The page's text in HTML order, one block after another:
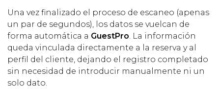
Una vez finalizado el proceso de escaneo (apenas
un par de segundos), los datos se vuelcan de
forma automática a GuestPro. La información
queda vinculada directamente a la reserva y al
perfil del cliente, dejando el registro completado
sin necesidad de introducir manualmente ni un
solo dato.